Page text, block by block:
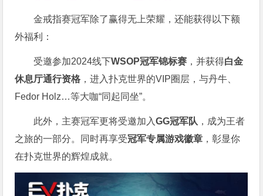
金戒指赛冠军除了赢得无上荣耀，还能获得以下额
外福利：
受邀参加2024线下WSOP冠军锦标赛 ，并获得白金
休息厅通行资格 ，进入扑克世界的VIP圈层，与丹牛、
Fedor Holz…等大咖“同起同坐”。
此外，主赛冠军更将受邀加入GG冠军队 ，成为王者
之旅的一部分。同时再享受冠军专属游戏徽章 ，彰显你
在扑克世界的辉煌成就。